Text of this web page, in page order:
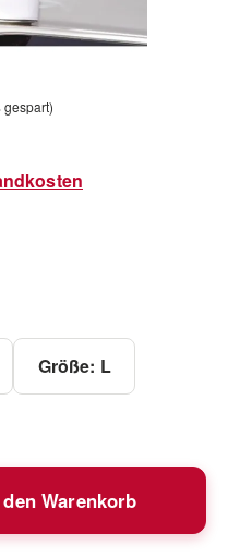
gespart)
Größe: L
gewünschten
Warenkorb